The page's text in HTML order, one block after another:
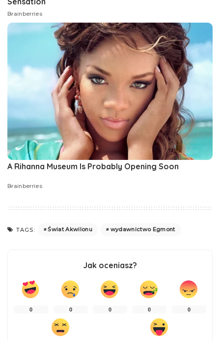
TAGS: Świat Akwilonu wydawnictwo Egmont
Jak oceniasz?
0 0 0 0 0